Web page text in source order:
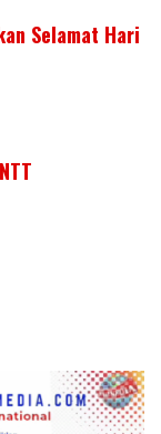
Selamat Hari